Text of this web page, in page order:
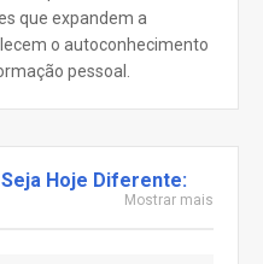
que expandem a
o autoconhecimento
pessoal.
Hoje Diferente:
Mostrar mais